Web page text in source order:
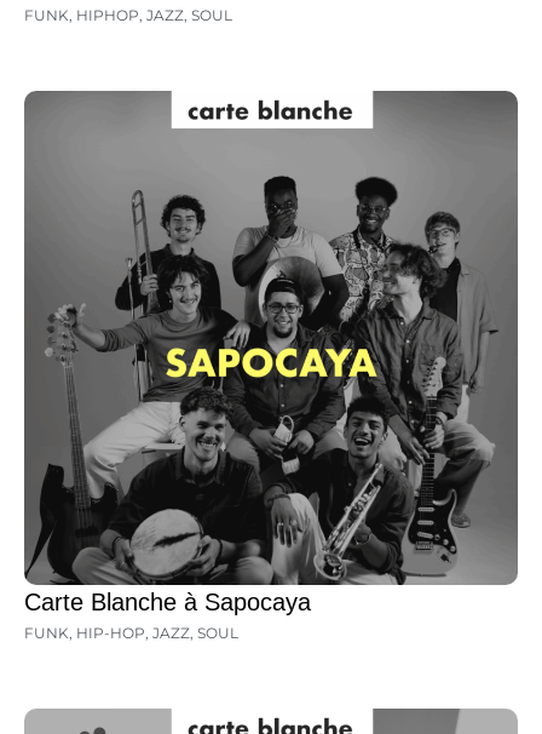
FUNK, HIPHOP, JAZZ, SOUL
Carte Blanche à Sapocaya
FUNK, HIP-HOP, JAZZ, SOUL